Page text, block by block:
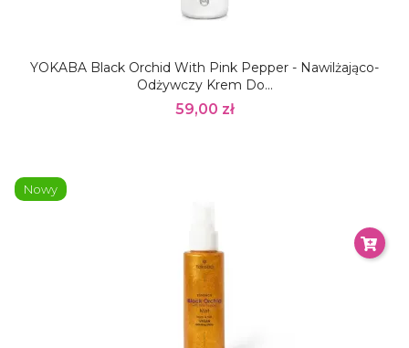
YOKABA Black Orchid With Pink Pepper - Nawilżająco-
Odżywczy Krem Do...
59,00 zł
Nowy